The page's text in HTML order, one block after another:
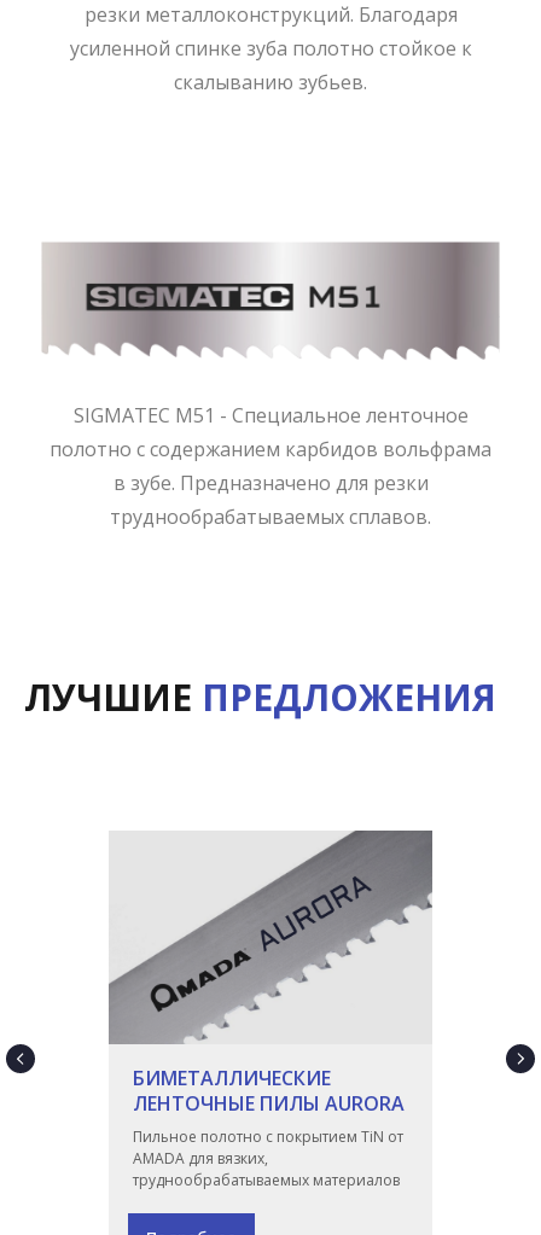
резки металлоконструкций. Благодаря
усиленной спинке зуба полотно стойкое к
скалыванию зубьев.
SIGMATEC M51 - Специальное ленточное
полотно с содержанием карбидов вольфрама
в зубе. Предназначено для резки
труднообрабатываемых сплавов.
ЛУЧШИЕ ПРЕДЛОЖЕНИЯ
БИМЕТАЛЛИЧЕСКИЕ
ЛЕНТОЧНЫЕ ПИЛЫ AURORA
Пильное полотно с покрытием TiN от
AMADA для вязких,
труднообрабатываемых материалов